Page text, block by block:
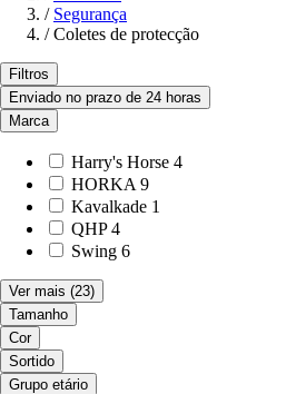
/ Segurança
/ Coletes de protecção
Filtros
Enviado no prazo de 24 horas
Marca
Harry's Horse 4
HORKA 9
Kavalkade 1
QHP 4
Swing 6
Ver mais (23)
Tamanho
Cor
Sortido
Grupo etário